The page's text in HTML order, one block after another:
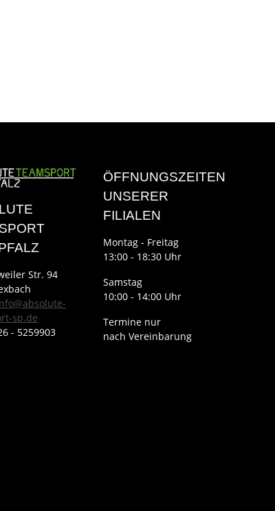
Str. 94
sp.de
- 5259903
ÖFFNUNGSZEITEN
UNSERER
FILIALEN
Montag - Freitag
13:00 - 18:30 Uhr
Samstag
10:00 - 14:00 Uhr
Termine nur
nach Vereinbarung